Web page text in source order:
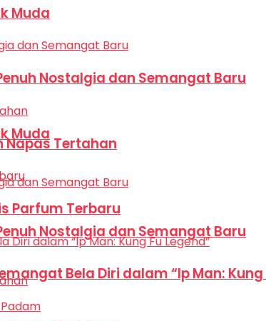
Muda
Nostalgia dan Semangat Baru
Muda
Nostalgia dan Semangat Baru
Napas Tertahan
Parfum Terbaru
Bela Diri dalam “Ip Man: Kung